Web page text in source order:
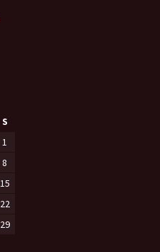
S
1
8
15
22
29